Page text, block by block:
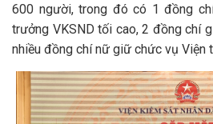
600 người, trong đó có 1 đồng
trưởng VKSND tối cao, 2 đồng chí
nhiều đồng chí nữ giữ chức vụ Viện